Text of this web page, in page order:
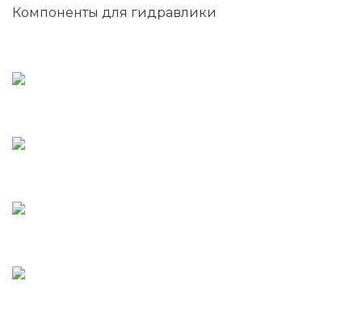
Компоненты для гидравлики